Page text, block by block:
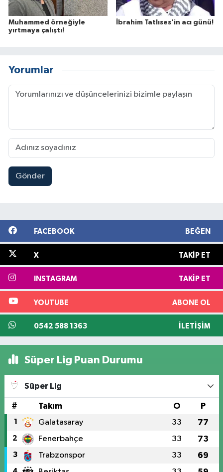
Muhammed örneğiyle
yırtmaya çalıştı!
İbrahim Tatlıses'in acı günü!
Yorumlar
Gönder
FACEBOOK BEĞEN
X TAKIP ET
INSTAGRAM TAKIP ET
YOUTUBE ABONE OL
0542 588 1363 İLETIŞIM
Süper Lig Puan Durumu
Süper Lig
# Takım O P
1 Galatasaray 33 77
2 Fenerbahçe 33 73
3 Trabzonspor 33 69